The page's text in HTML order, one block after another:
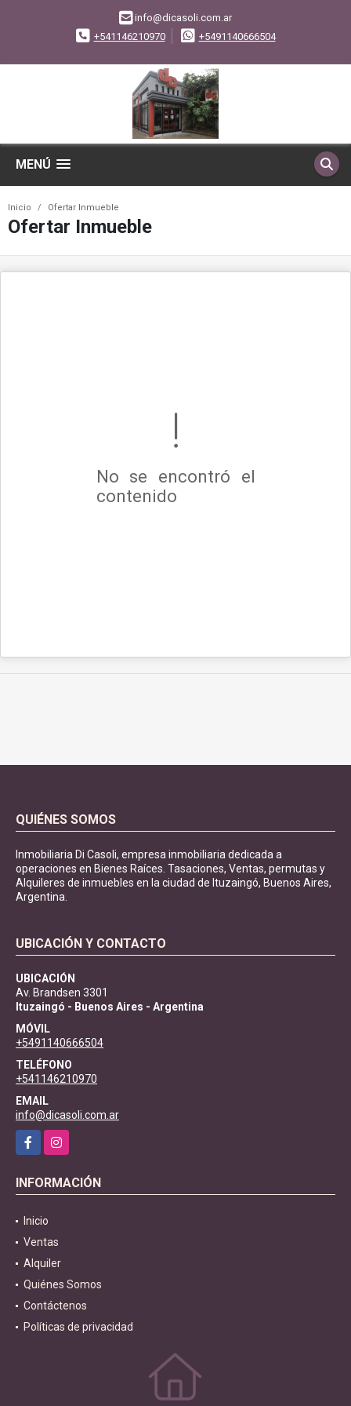
info@dicasoli.com.ar
+541146210970
+5491140666504
MENÚ
Inicio Ofertar Inmueble
Ofertar Inmueble
No se encontró el
contenido
QUIÉNES SOMOS
Inmobiliaria Di Casoli, empresa inmobiliaria dedicada a
operaciones en Bienes Raíces. Tasaciones, Ventas, permutas y
Alquileres de inmuebles en la ciudad de Ituzaingó, Buenos Aires,
Argentina.
UBICACIÓN Y CONTACTO
UBICACIÓN
Av. Brandsen 3301
Ituzaingó - Buenos Aires - Argentina
MÓVIL
+5491140666504
TELÉFONO
+541146210970
EMAIL
info@dicasoli.com.ar
FacebookInstagram
INFORMACIÓN
Inicio
Ventas
Alquiler
Quiénes Somos
Contáctenos
Políticas de privacidad